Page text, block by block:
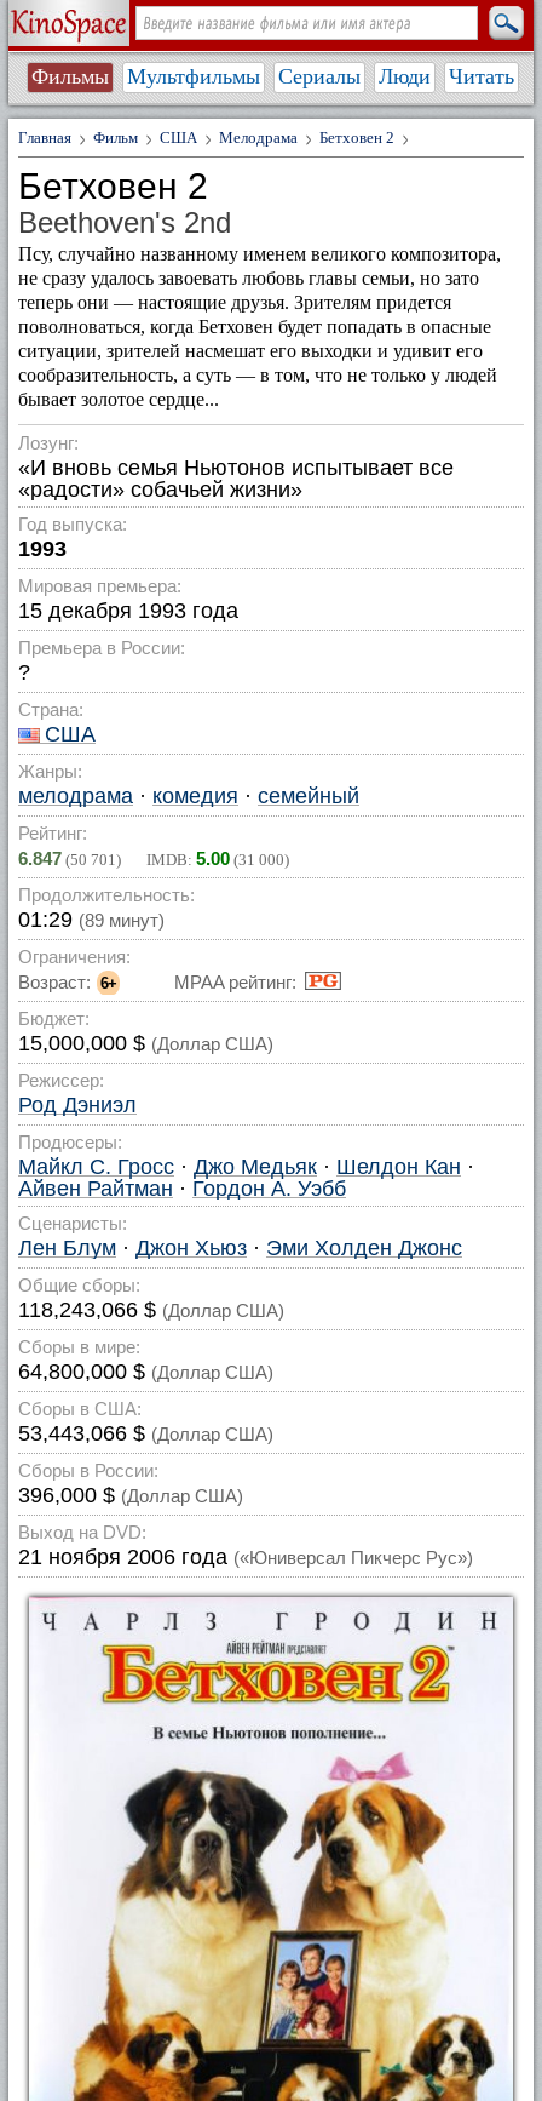
Фильмы Мультфильмы Сериалы Люди Читать
Главная Фильм США Мелодрама Бетховен 2
Бетховен 2
Beethoven's 2nd
Псу, случайно названному именем великого композитора,
не сразу удалось завоевать любовь главы семьи, но зато
теперь они — настоящие друзья. Зрителям придется
поволноваться, когда Бетховен будет попадать в опасные
ситуации, зрителей насмешат его выходки и удивит его
сообразительность, а суть — в том, что не только у людей
бывает золотое сердце...
Лозунг:
«И вновь семья Ньютонов испытывает все
«радости» собачьей жизни»
Год выпуска:
1993
Мировая премьера:
15 декабря 1993 года
Премьера в России:
?
Страна:
США
Жанры:
мелодрама · комедия · семейный
Рейтинг:
6.847 (50 701) IMDB: 5.00 (31 000)
Продолжительность:
01:29 (89 минут)
Ограничения:
Возраст: 6+
MPAA рейтинг:
Бюджет:
15,000,000 $ (Доллар США)
Режиссер:
Род Дэниэл
Продюсеры:
Майкл С. Гросс · Джо Медьяк · Шелдон Кан ·
Айвен Райтман · Гордон А. Уэбб
Сценаристы:
Лен Блум · Джон Хьюз · Эми Холден Джонс
Общие сборы:
118,243,066 $ (Доллар США)
Сборы в мире:
64,800,000 $ (Доллар США)
Сборы в США:
53,443,066 $ (Доллар США)
Сборы в России:
396,000 $ (Доллар США)
Выход на DVD:
21 ноября 2006 года («Юниверсал Пикчерс Рус»)